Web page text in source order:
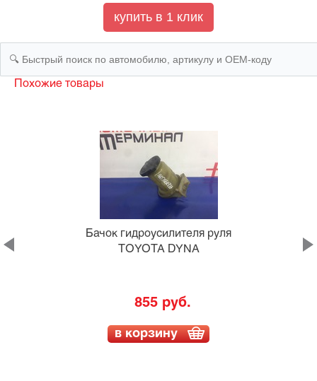
Похожие товары
Бачок гидроусилителя руля
TOYOTA DYNA
855 руб.
в корзину